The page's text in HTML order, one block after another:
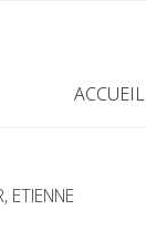
ACCUEIL
ETIENNE